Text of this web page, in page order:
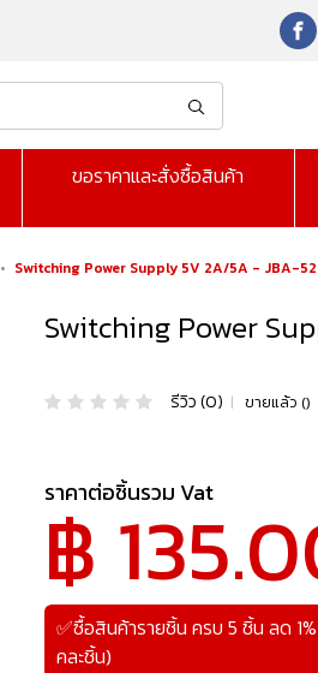
ขอราคาและสั่งซื้อสินค้า
• Switching Power Supply 5V 2A/5A - JBA-52
Switching Power
รีวิว (0) | ขายแล้ว ()
ราคาต่อชิ้นรวม Vat
฿
✅ซื้อสินค้ารายชิ้น ครบ 5 ชิ้น ลด
คละชิ้น)